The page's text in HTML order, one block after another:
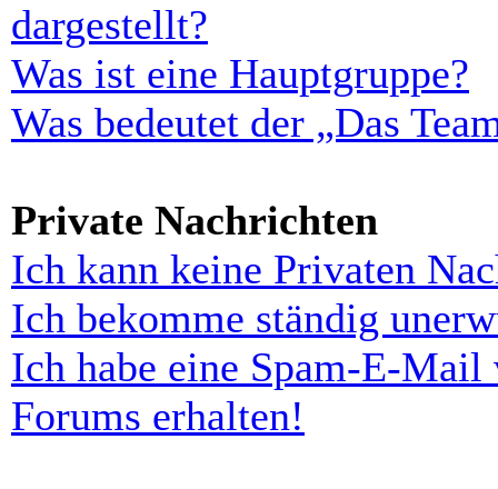
dargestellt?
Was ist eine Hauptgruppe?
Was bedeutet der „Das
Private Nachrichten
Ich kann keine Privaten
Ich bekomme ständig
Ich habe eine Spam-E-
Forums erhalten!